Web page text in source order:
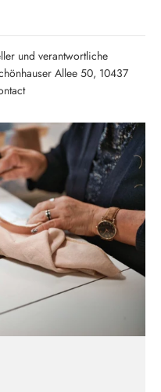
und verantwortliche
Allee 50, 10437
erste Bestellung